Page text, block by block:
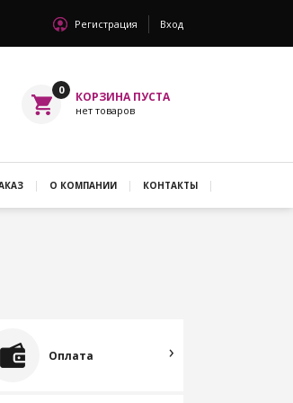
Регистрация Вход
0
О КОМПАНИИ КОНТАКТЫ
Оплата